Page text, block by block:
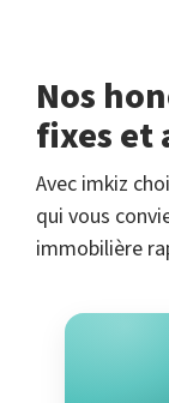
Nos
fixes et
Avec imkiz
qui vous
immobilière